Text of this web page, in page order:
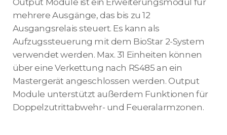
Output Module ist ein Erweiterungsmodul für
mehrere Ausgänge, das bis zu 12
Ausgangsrelais steuert. Es kann als
Aufzugssteuerung mit dem BioStar 2-System
verwendet werden. Max. 31 Einheiten können
über eine Verkettung nach RS485 an ein
Mastergerät angeschlossen werden. Output
Module unterstützt außerdem Funktionen für
Doppelzutrittabwehr- und Feueralarmzonen.